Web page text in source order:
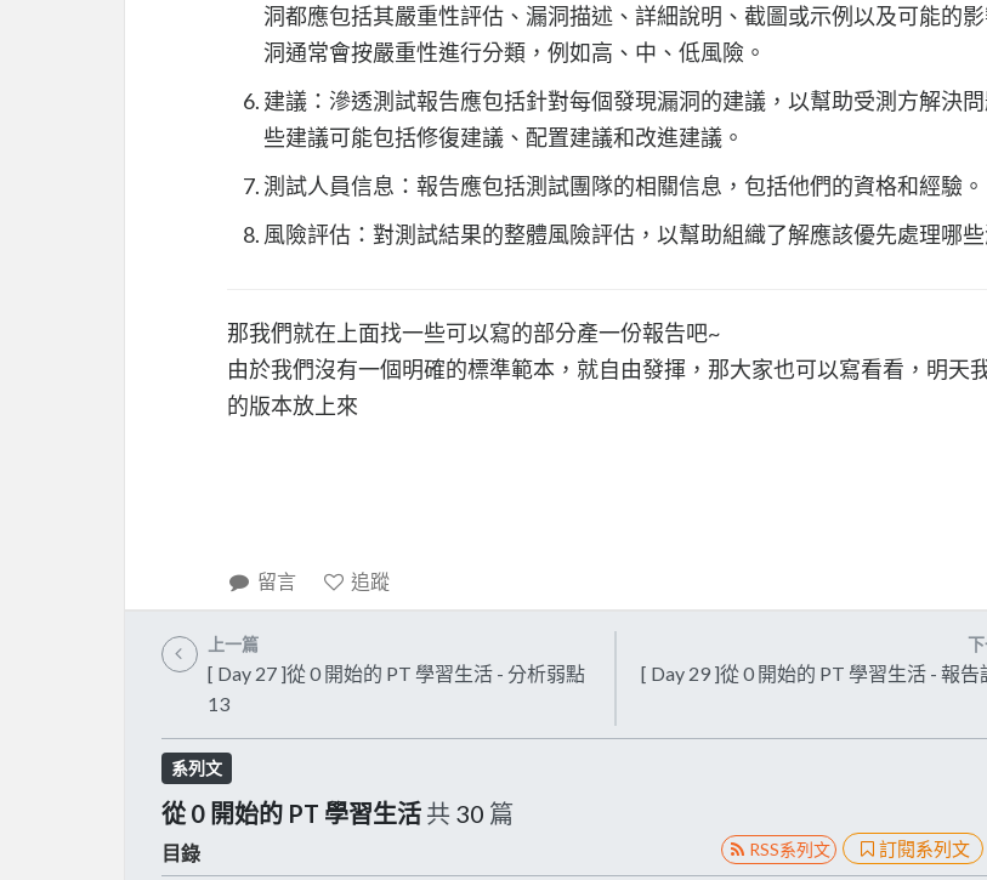
洞都應包括其嚴重性評估、漏洞描述、詳細說明、截圖或示例以及可能的
洞通常會按嚴重性進行分類，例如高、中、低風險。
建議：滲透測試報告應包括針對每個發現漏洞的建議，以幫助受測方解決
些建議可能包括修復建議、配置建議和改進建議。
測試人員信息：報告應包括測試團隊的相關信息，包括他們的資格和經驗。
風險評估：對測試結果的整體風險評估，以幫助組織了解應該優先處理哪些
那我們就在上面找一些可以寫的部分產一份報告吧~
由於我們沒有一個明確的標準範本，就自由發揮，那大家也可以寫看看，明天
的版本放上來
留言 追蹤
上一篇
[ Day 27 ]從 0 開始的 PT 學習生活 - 分析弱點
13
[ Day 29 ]從 0 開始的 PT 學習生活 - 報告
系列文
從 0 開始的 PT 學習生活 共 30 篇
目錄 RSS系列文 訂閱系列文